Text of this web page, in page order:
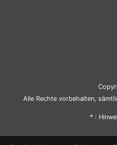
Alle Rechte vorbehalten,
* :